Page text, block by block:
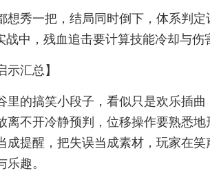
想秀一把，结局同时倒下，体系判
战中，残血追击要计算技能冷却与伤
示汇总】
里的搞笑小段子，看似只是欢乐插
离不开冷静预判，位移操作要熟悉
成提醒，把失误当成素材，玩家在
趣。